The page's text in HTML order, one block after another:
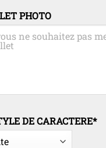
PHOTO
DE CARACTERE*